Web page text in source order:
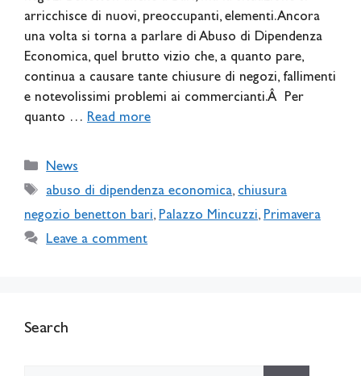
arricchisce di nuovi, preoccupanti, elementi. Ancora
una volta si torna a parlare di Abuso di Dipendenza
Economica, quel brutto vizio che, a quanto pare,
continua a causare tante chiusure di negozi, fallimenti
e notevolissimi problemi ai commercianti.Â Per
quanto … Read more
Categories
News
Tags
abuso di dipendenza economica, chiusura
negozio benetton bari, Palazzo Mincuzzi, Primavera
Leave a comment
Search